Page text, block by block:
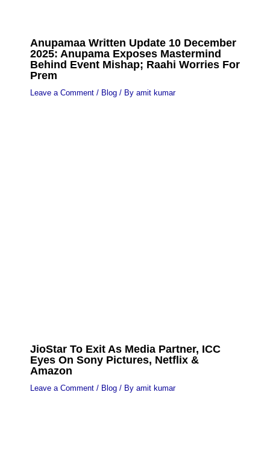
Anupamaa Written Update 10 December
2025: Anupama Exposes Mastermind
Behind Event Mishap; Raahi Worries For
Prem
Leave a Comment / Blog/ By amit kumar
JioStar To Exit As Media Partner, ICC
Eyes On Sony Pictures, Netflix &
Amazon
Leave a Comment / Blog/ By amit kumar